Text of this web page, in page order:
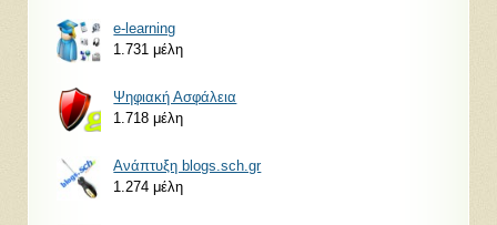
e-learning
1.731 μέλη
Ψηφιακή Ασφάλεια
1.718 μέλη
Ανάπτυξη blogs.sch.gr
1.274 μέλη